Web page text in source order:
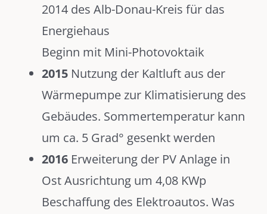
2014 des Alb-Donau-Kreis für das
Energiehaus
Beginn mit Mini-Photovoktaik
2015 Nutzung der Kaltluft aus der
Wärmepumpe zur Klimatisierung des
Gebäudes. Sommertemperatur kann
um ca. 5 Grad° gesenkt werden
2016 Erweiterung der PV Anlage in
Ost Ausrichtung um 4,08 KWp
Beschaffung des Elektroautos. Was